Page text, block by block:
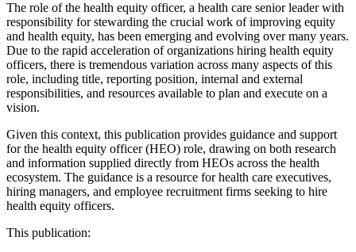
The role of the health equity officer, a health care senior leader with
responsibility for stewarding the crucial work of improving equity
and health equity, has been emerging and evolving over many years.
Due to the rapid acceleration of organizations hiring health equity
officers, there is tremendous variation across many aspects of this
role, including title, reporting position, internal and external
responsibilities, and resources available to plan and execute on a
vision.
Given this context, this publication provides guidance and support
for the health equity officer (HEO) role, drawing on both research
and information supplied directly from HEOs across the health
ecosystem. The guidance is a resource for health care executives,
hiring managers, and employee recruitment firms seeking to hire
health equity officers.
This publication: